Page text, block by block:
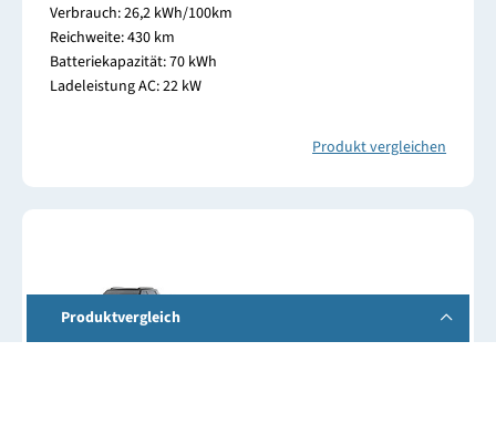
Verbrauch: 26,2 kWh/100km
Reichweite: 430 km
Batteriekapazität: 70 kWh
Ladeleistung AC: 22 kW
Produkt vergleichen
Produktvergleich